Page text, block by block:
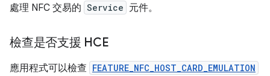
處理 NFC 交易的 Service 元件。
檢查是否支援 HCE
應用程式可以檢查 FEATURE_NFC_HOST_CARD_EMULATION